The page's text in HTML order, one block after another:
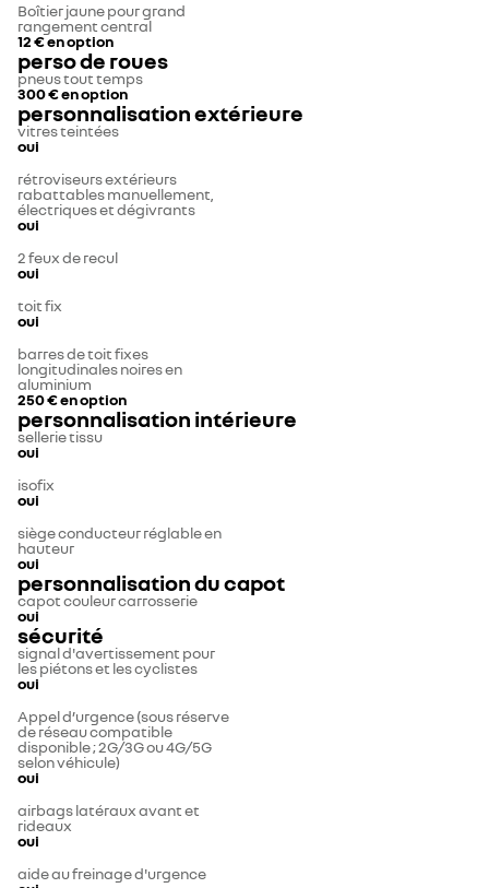
Boîtier jaune pour grand
rangement central
12 €en option
perso de roues
pneus tout temps
300 €en option
personnalisation extérieure
vitres teintées
oui
rétroviseurs extérieurs
rabattables manuellement,
électriques et dégivrants
oui
2 feux de recul
oui
toit fix
oui
barres de toit fixes
longitudinales noires en
aluminium
250 €en option
personnalisation intérieure
sellerie tissu
oui
isofix
oui
siège conducteur réglable en
hauteur
oui
personnalisation du capot
capot couleur carrosserie
oui
sécurité
signal d'avertissement pour
les piétons et les cyclistes
oui
Appel d’urgence (sous réserve
de réseau compatible
disponible ; 2G/3G ou 4G/5G
selon véhicule)
oui
airbags latéraux avant et
rideaux
oui
aide au freinage d'urgence